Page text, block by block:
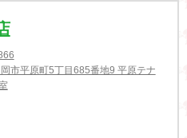
市平原町5丁目685番地9 平原テナ